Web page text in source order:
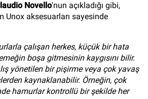
Novello'nun açıkladığı gibi,
Unox aksesuarları sayesinde
çalışan herkes, küçük bir hata
boşa gitmesinin kaygısını bilir.
yönetilen bir pişirme veya çok yavaş
kaynaklanabilir. Örneğin, çok
hamurlar kontrollü bir şekilde her